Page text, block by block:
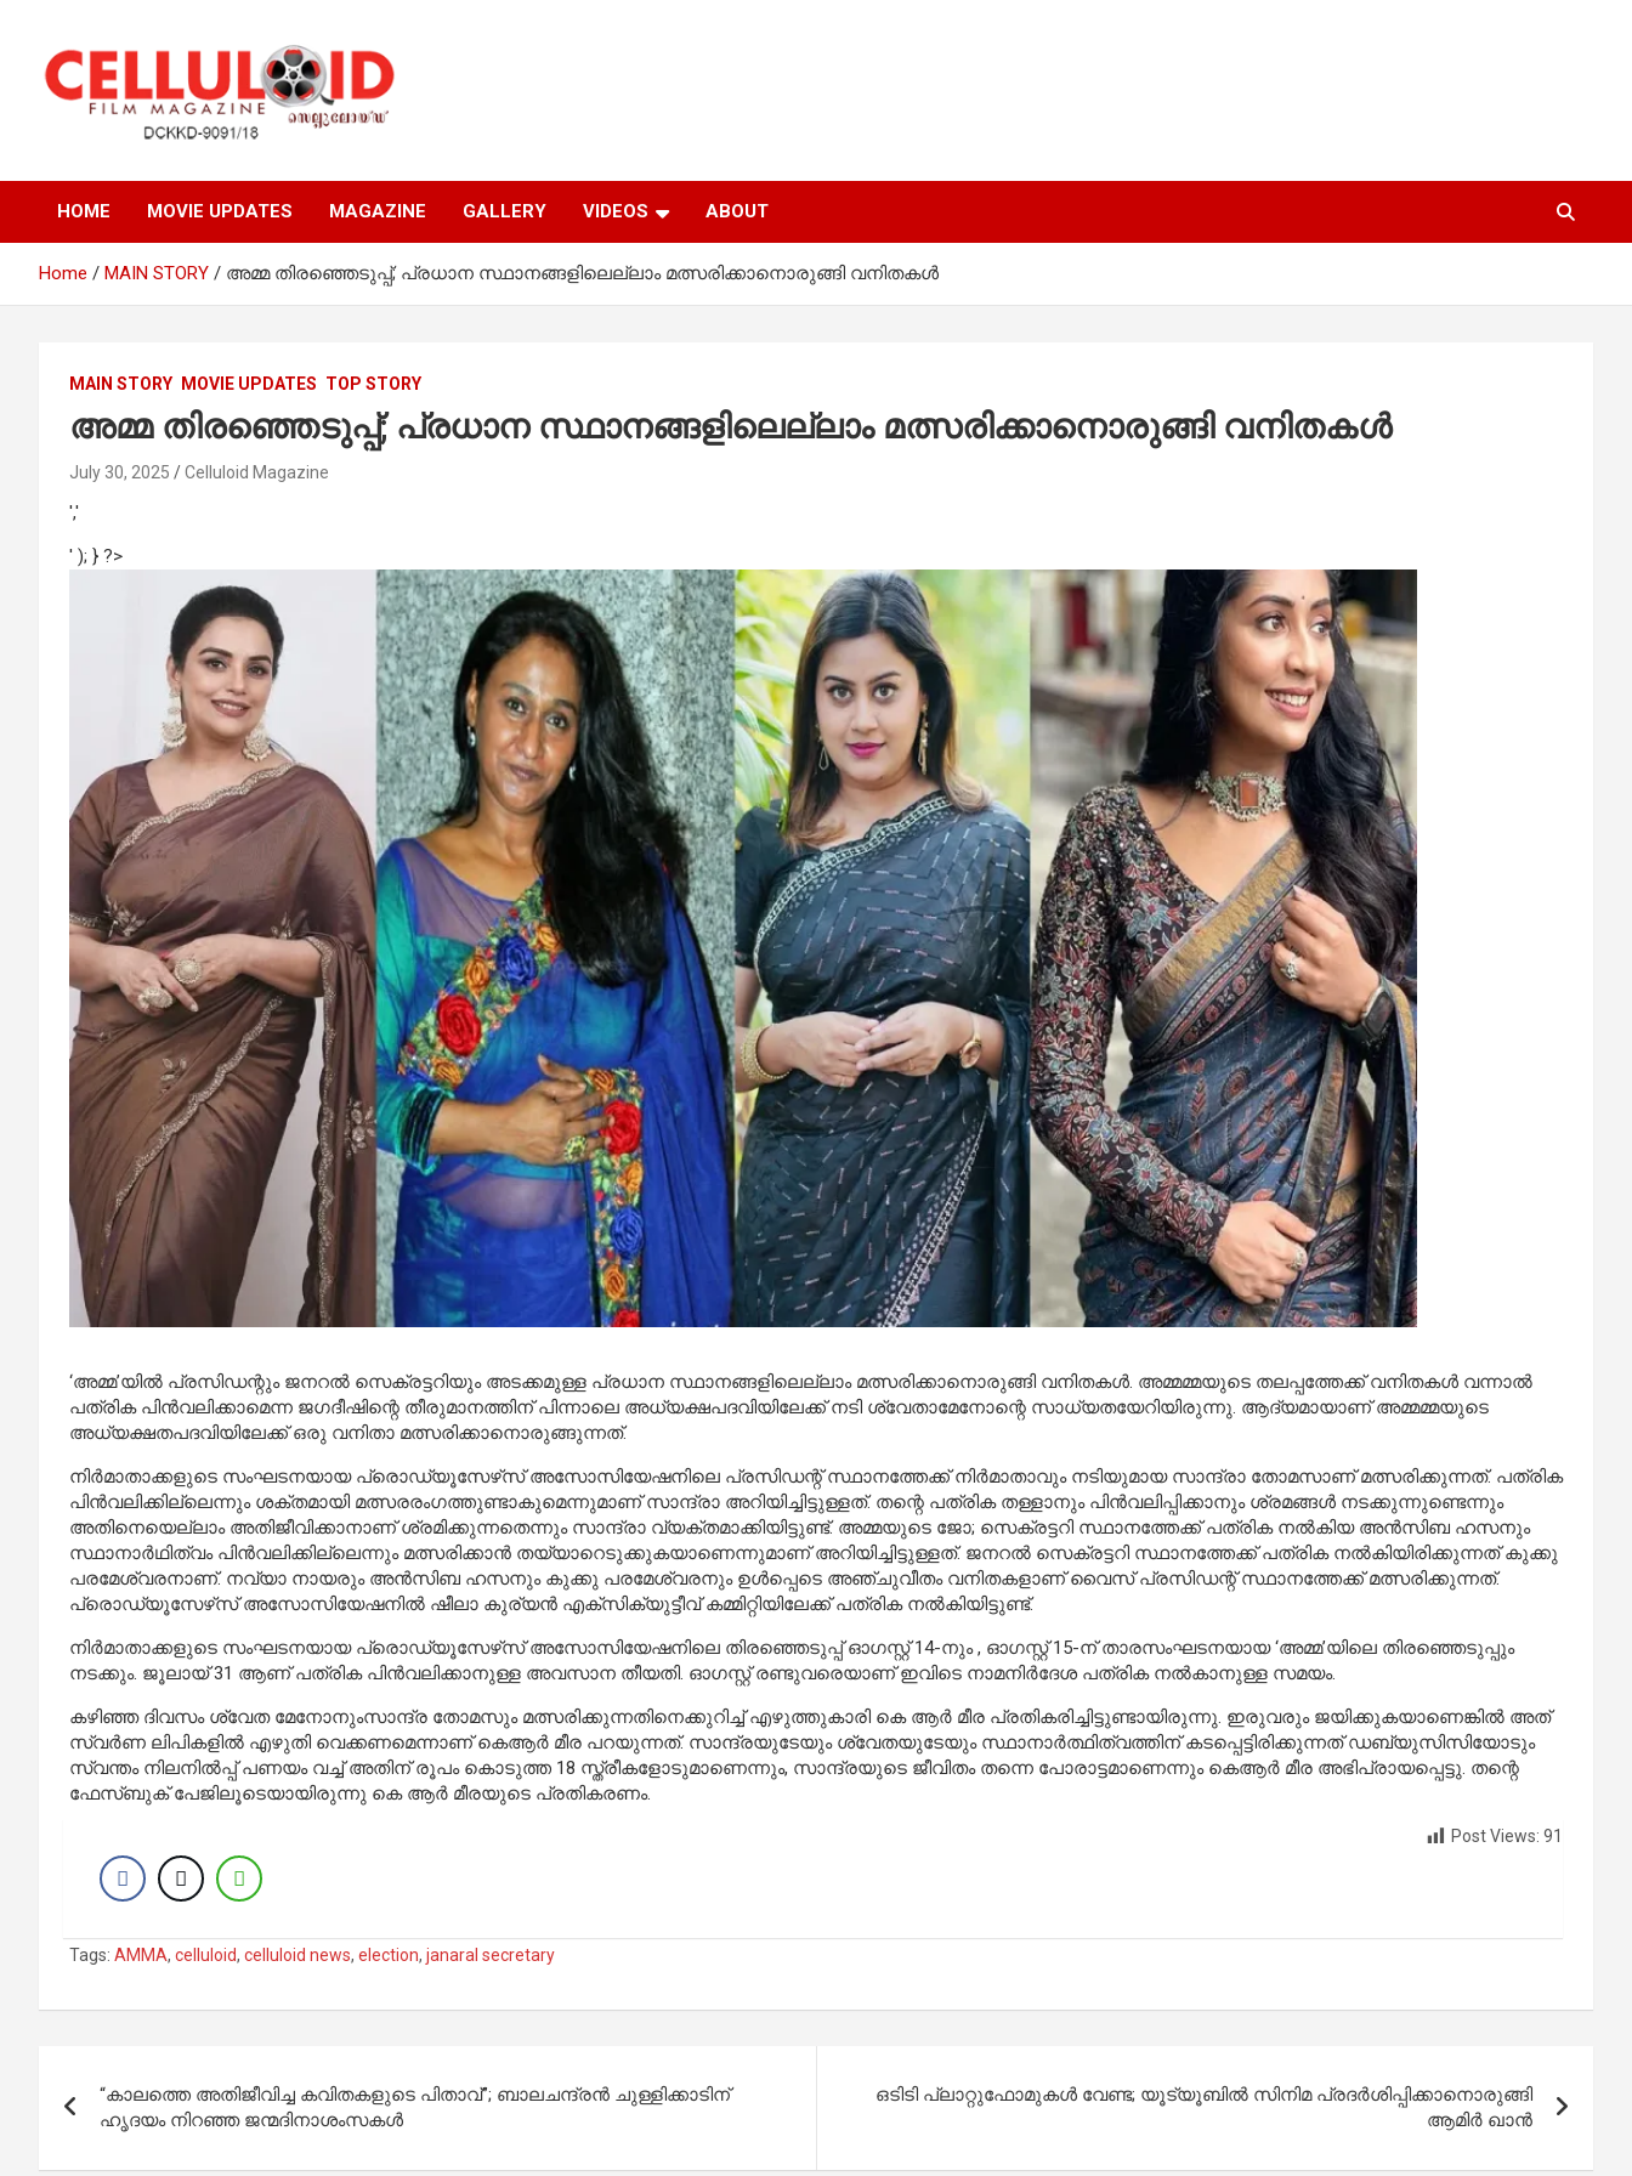
content
celluloid
HOME MOVIE UPDATES MAGAZINE GALLERY VIDEOS ABOUT
Home MAIN STORY അമ്മ തിരഞ്ഞെടുപ്പ്; പ്രധാന സ്ഥാനങ്ങളിലെല്ലാം മത്സരിക്കാനൊരുങ്ങി വനിതകൾ
MAIN STORY MOVIE UPDATES TOP STORY
അമ്മ തിരഞ്ഞെടുപ്പ്; പ്രധാന സ്ഥാനങ്ങളിലെല്ലാം മത്സരിക്കാനൊരുങ്ങി വനിതകൾ
July 30, 2025 Celluloid Magazine
','
' ); } ?>
‘അമ്മ’യിൽ പ്രസിഡന്റും ജനറൽ സെക്രട്ടറിയും അടക്കമുള്ള പ്രധാന സ്ഥാനങ്ങളിലെല്ലാം മത്സരിക്കാനൊരുങ്ങി വനിതകൾ. അമ്മമ്മയുടെ തലപ്പത്തേക്ക് വനിതകൾ വന്നാൽ
പത്രിക പിൻവലിക്കാമെന്ന ജഗദീഷിന്റെ തീരുമാനത്തിന് പിന്നാലെ അധ്യക്ഷപദവിയിലേക്ക് നടി ശ്വേതാമേനോന്റെ സാധ്യതയേറിയിരുന്നു. ആദ്യമായാണ് അമ്മമ്മയുടെ
അധ്യക്ഷതപദവിയിലേക്ക് ഒരു വനിതാ മത്സരിക്കാനൊരുങ്ങുന്നത്.
നിർമാതാക്കളുടെ സംഘടനയായ പ്രൊഡ്യൂസേഴ്‌സ് അസോസിയേഷനിലെ പ്രസിഡന്റ് സ്ഥാനത്തേക്ക് നിർമാതാവും നടിയുമായ സാന്ദ്രാ തോമസാണ് മത്സരിക്കുന്നത്. പത്രിക
പിൻവലിക്കില്ലെന്നും ശക്തമായി മത്സരരംഗത്തുണ്ടാകുമെന്നുമാണ് സാന്ദ്രാ അറിയിച്ചിട്ടുള്ളത്. തന്റെ പത്രിക തള്ളാനും പിൻവലിപ്പിക്കാനും ശ്രമങ്ങൾ നടക്കുന്നുണ്ടെന്നും
അതിനെയെല്ലാം അതിജീവിക്കാനാണ് ശ്രമിക്കുന്നതെന്നും സാന്ദ്രാ വ്യക്തമാക്കിയിട്ടുണ്ട്. അമ്മയുടെ ജോ; സെക്രട്ടറി സ്ഥാനത്തേക്ക് പത്രിക നൽകിയ അൻസിബ ഹസനും
സ്ഥാനാർഥിത്വം പിൻവലിക്കില്ലെന്നും മത്സരിക്കാൻ തയ്യാറെടുക്കുകയാണെന്നുമാണ് അറിയിച്ചിട്ടുള്ളത്. ജനറൽ സെക്രട്ടറി സ്ഥാനത്തേക്ക് പത്രിക നൽകിയിരിക്കുന്നത് കുക്കു
പരമേശ്വരനാണ്. നവ്യാ നായരും അൻസിബ ഹസനും കുക്കു പരമേശ്വരനും ഉൾപ്പെടെ അഞ്ചുവീതം വനിതകളാണ് വൈസ് പ്രസിഡന്റ് സ്ഥാനത്തേക്ക് മത്സരിക്കുന്നത്.
പ്രൊഡ്യൂസേഴ്‌സ് അസോസിയേഷനിൽ ഷീലാ കുര്യൻ എക്സിക്യുട്ടീവ് കമ്മിറ്റിയിലേക്ക് പത്രിക നൽകിയിട്ടുണ്ട്.
നിർമാതാക്കളുടെ സംഘടനയായ പ്രൊഡ്യൂസേഴ്‌സ് അസോസിയേഷനിലെ തിരഞ്ഞെടുപ്പ് ഓഗസ്റ്റ് 14-നും , ഓഗസ്റ്റ് 15-ന് താരസംഘടനയായ ‘അമ്മ’യിലെ തിരഞ്ഞെടുപ്പും
നടക്കും. ജൂലായ് 31 ആണ് പത്രിക പിൻവലിക്കാനുള്ള അവസാന തീയതി. ഓഗസ്റ്റ് രണ്ടുവരെയാണ് ഇവിടെ നാമനിർദേശ പത്രിക നൽകാനുള്ള സമയം.
കഴിഞ്ഞ ദിവസം ശ്വേത മേനോനുംസാന്ദ്ര തോമസും മത്സരിക്കുന്നതിനെക്കുറിച്ച് എഴുത്തുകാരി കെ ആർ മീര പ്രതികരിച്ചിട്ടുണ്ടായിരുന്നു. ഇരുവരും ജയിക്കുകയാണെങ്കില്‍ അത്
സ്വര്‍ണ ലിപികളില്‍ എഴുതി വെക്കണമെന്നാണ് കെആര്‍ മീര പറയുന്നത്. സാന്ദ്രയുടേയും ശ്വേതയുടേയും സ്ഥാനാര്‍ത്ഥിത്വത്തിന് കടപ്പെട്ടിരിക്കുന്നത് ഡബ്യുസിസിയോടും
സ്വന്തം നിലനില്‍പ്പ് പണയം വച്ച് അതിന് രൂപം കൊടുത്ത 18 സ്ത്രീകളോടുമാണെന്നും, സാന്ദ്രയുടെ ജീവിതം തന്നെ പോരാട്ടമാണെന്നും കെആര്‍ മീര അഭിപ്രായപ്പെട്ടു. തന്റെ
ഫേസ്ബുക് പേജിലൂടെയായിരുന്നു കെ ആർ മീരയുടെ പ്രതികരണം.
Post Views: 91
Tags: AMMA, celluloid, celluloid news, election, janaral secretary
navigation
“കാലത്തെ അതിജീവിച്ച കവിതകളുടെ പിതാവ്”; ബാലചന്ദ്രൻ ചുള്ളിക്കാടിന്
ഹൃദയം നിറഞ്ഞ ജന്മദിനാശംസകൾ
ഒടിടി പ്ലാറ്റുഫോമുകൾ വേണ്ട; യൂട്യൂബിൽ സിനിമ പ്രദർശിപ്പിക്കാനൊരുങ്ങി
ആമിർ ഖാൻ